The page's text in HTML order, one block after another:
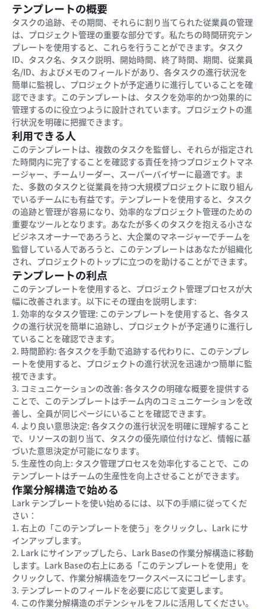
テンプレートの概要
タスクの追跡、その期間、それらに割り当てられた従業員の管理
は、プロジェクト管理の重要な部分です。私たちの時間研究テン
プレートを使用すると、これらを行うことができます。タスク
ID、タスク名、タスク説明、開始時間、終了時間、期間、従業員
名/ID、およびメモのフィールドがあり、各タスクの進行状況を
簡単に監視し、プロジェクトが予定通りに進行していることを確
認できます。このテンプレートは、タスクを効率的かつ効果的に
管理するのに役立つように設計されています。プロジェクトの進
行状況を明確に把握できます。
利用できる人
このテンプレートは、複数のタスクを監督し、それらが指定され
た時間内に完了することを確認する責任を持つプロジェクトマネ
ージャー、チームリーダー、スーパーバイザーに最適です。ま
た、多数のタスクと従業員を持つ大規模プロジェクトに取り組ん
でいるチームにも有益です。テンプレートを使用すると、タスク
の追跡と管理が容易になり、効率的なプロジェクト管理のための
重要なツールとなります。あなたが多くのタスクを抱える小さな
ビジネスオーナーであろうと、大企業のマネージャーでチームを
監督している人であろうと、このテンプレートはあなたが組織化
され、プロジェクトのトップに立つのを助けることができます。
テンプレートの利点
このテンプレートを使用すると、プロジェクト管理プロセスが大
幅に改善されます。以下にその理由を説明します:
1. 効率的なタスク管理: このテンプレートを使用すると、各タス
クの進行状況を簡単に追跡し、プロジェクトが予定通りに進行し
ていることを確認できます。
2. 時間節約: 各タスクを手動で追跡する代わりに、このテンプレ
ートを使用すると、プロジェクトの進行状況を迅速かつ簡単に監
視できます。
3. コミュニケーションの改善: 各タスクの明確な概要を提供する
ことで、このテンプレートはチーム内のコミュニケーションを改
善し、全員が同じページにいることを確認できます。
4. より良い意思決定: 各タスクの進行状況を明確に理解すること
で、リソースの割り当て、タスクの優先順位付けなど、情報に基
づいた意思決定が可能になります。
5. 生産性の向上: タスク管理プロセスを効率化することで、この
テンプレートはチームの生産性を向上させることができます。
作業分解構造で始める
Lark テンプレートを使い始めるには、以下の手順に従ってくだ
さい：
1. 右上の「このテンプレートを使う」をクリックし、Lark にサ
インアップします。
2. Lark にサインアップしたら、Lark Baseの作業分解構造に移動
します。Lark Baseの右上にある「このテンプレートを使用」を
クリックして、作業分解構造をワークスペースにコピーします。
3. テンプレートのフィールドを必要に応じて変更します。
4. この作業分解構造のポテンシャルをフルに活用してください。